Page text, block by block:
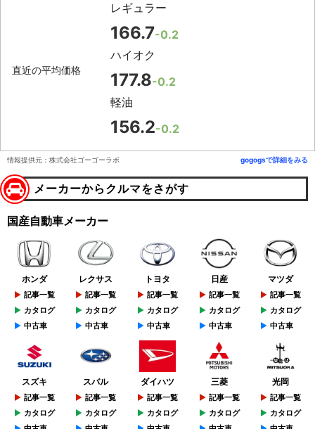
直近の平均価格
レギュラー
166.7-0.2
ハイオク
177.8-0.2
軽油
156.2-0.2
情報提供元：株式会社ゴーゴーラボ gogogsで詳細をみる
メーカーからクルマをさがす
国産自動車メーカー
ホンダ
記事一覧
カタログ
中古車
レクサス
記事一覧
カタログ
中古車
トヨタ
記事一覧
カタログ
中古車
日産
記事一覧
カタログ
中古車
マツダ
記事一覧
カタログ
中古車
スズキ
記事一覧
カタログ
スバル
記事一覧
カタログ
ダイハツ
記事一覧
カタログ
三菱
記事一覧
カタログ
光岡
記事一覧
カタログ